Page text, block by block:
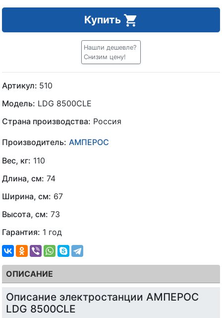
Купить
Нашли дешевле?
Снизим цену!
Артикул: 510
Модель: LDG 8500CLE
Страна производства: Россия
Производитель: АМПЕРОС
Вес, кг: 110
Длина, см: 74
Ширина, см: 67
Высота, см: 73
Гарантия: 1 год
ОПИСАНИЕ
Описание электростанции АМПЕРОС
LDG 8500CLE